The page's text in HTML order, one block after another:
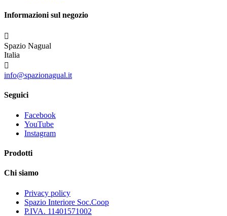
Informazioni sul negozio

Spazio Nagual
Italia

info@spazionagual.it
Seguici
Facebook
YouTube
Instagram
Prodotti
Chi siamo
Privacy policy
Spazio Interiore Soc.Coop
P.IVA. 11401571002